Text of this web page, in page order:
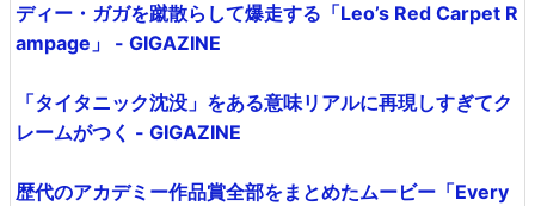
ディー・ガガを蹴散らして爆走する「Leo’s Red Carpet R
ampage」 - GIGAZINE
「タイタニック沈没」をある意味リアルに再現しすぎてク
レームがつく - GIGAZINE
歴代のアカデミー作品賞全部をまとめたムービー「Every